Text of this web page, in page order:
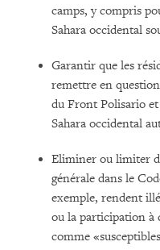
camps, y compris
Sahara occidental
Garantir que les
remettre en
du Front Polisario
Sahara occidental
Eliminer ou limiter
générale dans le
exemple, rendent
ou la participation à
comme